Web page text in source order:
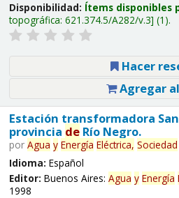
Disponibilidad: Ítems disponibles
topográfica: 621.374.5/A282/v.3 (1).
Hacer
Agregar
Estación transformadora
provincia deRío Negro.
por Agua y Energía Eléctrica, Sociedad
Idioma: Español
Editor: Buenos Aires: Agua y Energía
1998